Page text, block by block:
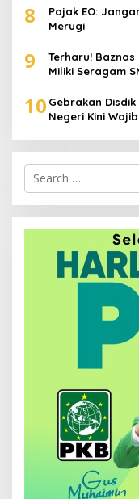
8
Pajak EO:
Merugi
9
Terharu! Baznas
Miliki Seragam
10 Gebrakan
Negeri Kini
Search
for: